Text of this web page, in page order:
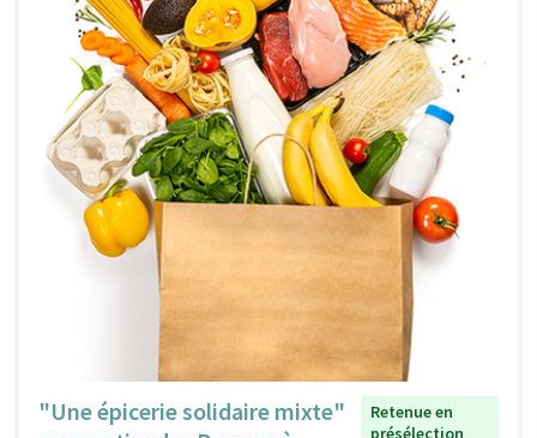
"Une épicerie solidaire mixte"
Retenue en